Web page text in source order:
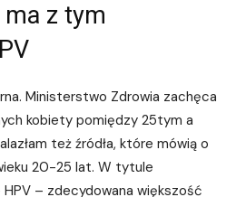
z tym
Ministerstwo Zdrowia zachęca
kobiety pomiędzy 25tym a
też źródła, które mówią o
20-25 lat. W tytule
HPV – zdecydowana większość